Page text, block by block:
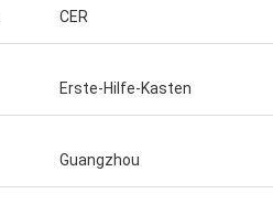
CER
Erste-Hilfe-Kasten
Guangzhou